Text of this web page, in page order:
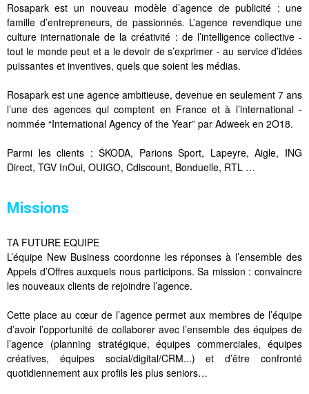
Rosapark est un nouveau modèle d’agence de publicité : une
famille d’entrepreneurs, de passionnés. L’agence revendique une
culture internationale de la créativité : de l’intelligence collective -
tout le monde peut et a le devoir de s’exprimer - au service d’idées
puissantes et inventives, quels que soient les médias.
Rosapark est une agence ambitieuse, devenue en seulement 7 ans
l’une des agences qui comptent en France et à l’international -
nommée “International Agency of the Year” par Adweek en 2O18.
Parmi les clients : ŠKODA, Parions Sport, Lapeyre, Aigle, ING
Direct, TGV InOui, OUIGO, Cdiscount, Bonduelle, RTL …
Missions
TA FUTURE EQUIPE
L’équipe New Business coordonne les réponses à l’ensemble des
Appels d’Offres auxquels nous participons. Sa mission : convaincre
les nouveaux clients de rejoindre l’agence.
Cette place au cœur de l’agence permet aux membres de l’équipe
d’avoir l’opportunité de collaborer avec l’ensemble des équipes de
l’agence (planning stratégique, équipes commerciales, équipes
créatives, équipes social/digital/CRM...) et d’être confronté
quotidiennement aux profils les plus seniors…